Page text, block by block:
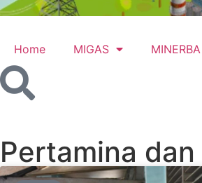
Home MIGAS MINERBA
Pertamina dan